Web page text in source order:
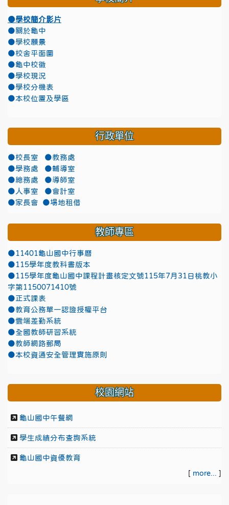
●學校簡介影片
●關於龜中
●學校願景
●校舍平面圖
●龜中校徽
●學校現況
●學校分機表
●本校位置及學區
行政單位
●校長室
●教務處
●學務處
●輔導室
●總務處
●導師室
●人事室
●會計室
●家長會
●場地租借
教師專區
●11401龜山國中行事曆
●115學年度教科書版本
●115學年度龜山國中課程計畫核定文號115年7月31日桃教小
字第1150071410號
●正式課表
●教育公務單一認證授權平台
●雲端差勤系統
●全國教師研習系統
●教師網路郵局
●本校資通安全管理實施原則
校園網站
龜山國中午餐網
學生成績分布查詢系統
龜山國中資優教育
[ more... ]